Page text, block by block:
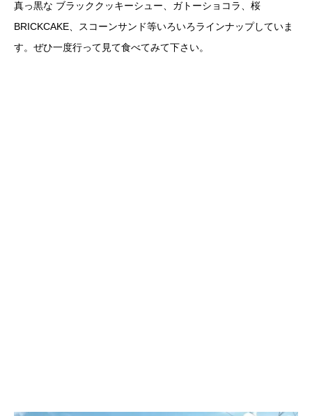
真っ黒な ブラッククッキーシュー、ガトーショコラ、桜
BRICKCAKE、スコーンサンド等いろいろラインナップしていま
す。ぜひ一度行って見て食べてみて下さい。